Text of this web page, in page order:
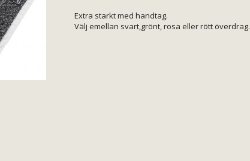
Extra starkt med handtag.
Välj emellan svart,grönt, rosa eller rött överdrag.